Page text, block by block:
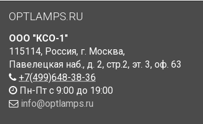
OPTLAMPS.RU
ООО "КСО-1"
115114, Россия, г. Москва,
Павелецкая наб., д. 2, стр.2, эт. 3, оф. 63
+7(499)648-38-36
Пн-Пт с 9:00 до 19:00
info@optlamps.ru